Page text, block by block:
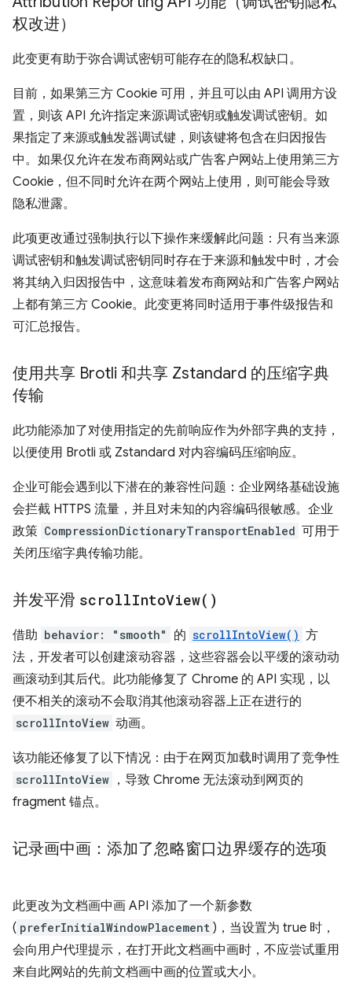
权改进）
此变更有助于弥合调试密钥可能存在的隐私权缺口。
目前，如果第三方 Cookie 可用，并且可以由 API 调用方设
置，则该 API 允许指定来源调试密钥或触发调试密钥。如
果指定了来源或触发器调试键，则该键将包含在归因报告
中。如果仅允许在发布商网站或广告客户网站上使用第三方
Cookie，但不同时允许在两个网站上使用，则可能会导致
隐私泄露。
此项更改通过强制执行以下操作来缓解此问题：只有当来源
调试密钥和触发调试密钥同时存在于来源和触发中时，才会
将其纳入归因报告中，这意味着发布商网站和广告客户网站
上都有第三方 Cookie。此变更将同时适用于事件级报告和
可汇总报告。
使用共享 Brotli 和共享 Zstandard 的压缩字典
传输
此功能添加了对使用指定的先前响应作为外部字典的支持，
以便使用 Brotli 或 Zstandard 对内容编码压缩响应。
企业可能会遇到以下潜在的兼容性问题：企业网络基础设施
会拦截 HTTPS 流量，并且对未知的内容编码很敏感。企业
政策 CompressionDictionaryTransportEnabled 可用于
关闭压缩字典传输功能。
并发平滑 scrollIntoView( )
借助 behavior: "smooth" 的 scrollIntoView() 方
法，开发者可以创建滚动容器，这些容器会以平缓的滚动动
画滚动到其后代。此功能修复了 Chrome 的 API 实现，以
便不相关的滚动不会取消其他滚动容器上正在进行的
scrollIntoView 动画。
该功能还修复了以下情况：由于在网页加载时调用了竞争性
scrollIntoView ，导致 Chrome 无法滚动到网页的
fragment 锚点。
记录画中画：添加了忽略窗口边界缓存的选项
此更改为文档画中画 API 添加了一个新参数
( preferInitialWindowPlacement )，当设置为 true 时，
会向用户代理提示，在打开此文档画中画时，不应尝试重用
来自此网站的先前文档画中画的位置或大小。